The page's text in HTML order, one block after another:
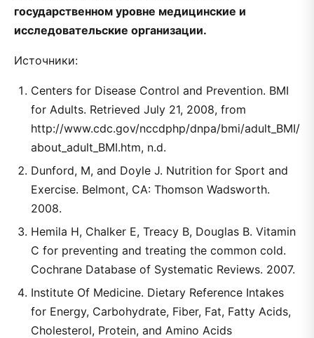
государственном уровне медицинские и
исследовательские организации.
Источники:
Centers for Disease Control and Prevention. BMI
for Adults. Retrieved July 21, 2008, from
http://www.cdc.gov/nccdphp/dnpa/bmi/adult_BMI/
about_adult_BMI.htm, n.d.
Dunford, M, and Doyle J. Nutrition for Sport and
Exercise. Belmont, CA: Thomson Wadsworth.
2008.
Hemila H, Chalker E, Treacy B, Douglas B. Vitamin
C for preventing and treating the common cold.
Cochrane Database of Systematic Reviews. 2007.
Institute Of Medicine. Dietary Reference Intakes
for Energy, Carbohydrate, Fiber, Fat, Fatty Acids,
Cholesterol, Protein, and Amino Acids